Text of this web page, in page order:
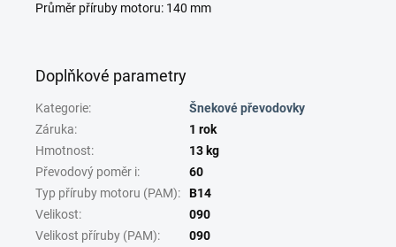
Průměr příruby motoru: 140 mm
Doplňkové parametry
Kategorie:
Šnekové převodovky
Záruka:
1 rok
Hmotnost:
13 kg
Převodový poměr i:
60
Typ příruby motoru (PAM):
B14
Velikost:
090
Velikost příruby (PAM): 090